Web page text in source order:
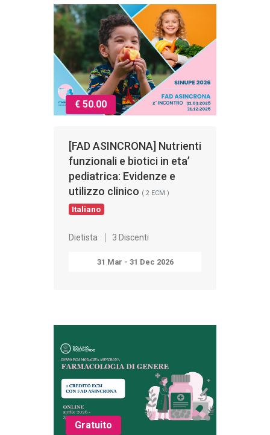
€ 50.00
[FAD ASINCRONA] Nutrienti
funzionali e biotici in eta’
pediatrica: Evidenze e
utilizzo clinico ( 2 ECM )
Italiano
Dietista 3 Discenti
31 Mar - 31 Dec 2026
Gratuito